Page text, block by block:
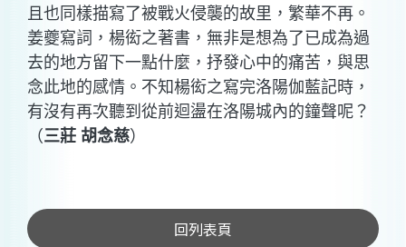
且也同樣描寫了被戰火侵襲的故里，繁華不再。
姜夔寫詞，楊衒之著書，無非是想為了已成為過
去的地方留下一點什麼，抒發心中的痛苦，與思
念此地的感情。不知楊衒之寫完洛陽伽藍記時，
有沒有再次聽到從前迴盪在洛陽城內的鐘聲呢？
（三莊 胡念慈）
回列表頁